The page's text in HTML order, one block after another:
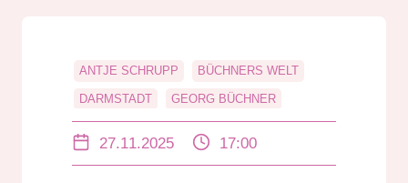
ANTJE SCHRUPP BÜCHNERS WELT
DARMSTADT GEORG BÜCHNER
LUISE BÜCHNER-GESELLSCHAFT
27.11.2025 17:00